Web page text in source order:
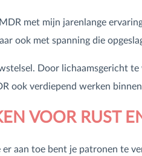
met mijn jarenlange
ook met spanning die
Door lichaamsgericht
ook verdiepend werken
VOOR RUST
aan toe bent je patronen te